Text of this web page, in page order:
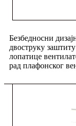
Безбедносни
двоструку
лопатице
рад плафонског